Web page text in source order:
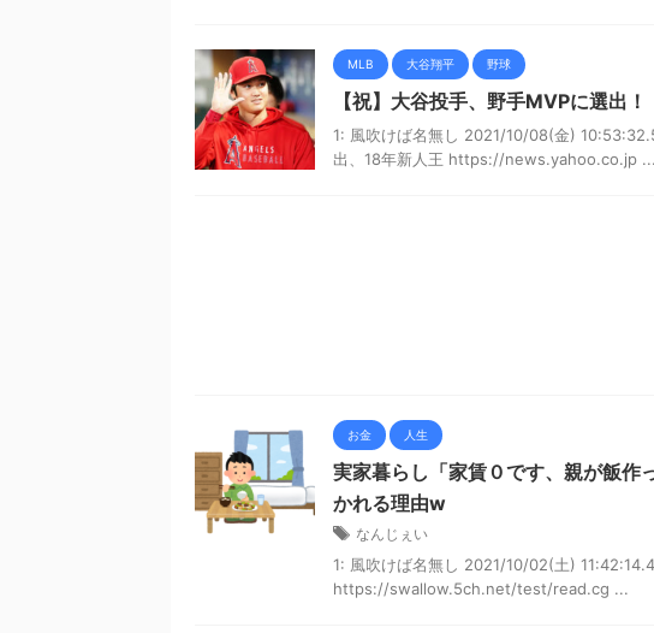
MLB 大谷翔平 野球
【祝】大谷投手、野手MVPに選出！
1: 風吹けば名無し 2021/10/08(金)
出、18年新人王 https://news.yahoo.co.jp ...
お金 人生
実家暮らし「家賃０です、親が飯
かれる理由w
なんじぇい
1: 風吹けば名無し 2021/10/02(土)
https://swallow.5ch.net/test/read.cg ...